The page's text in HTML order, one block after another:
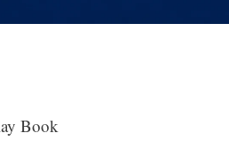
Book